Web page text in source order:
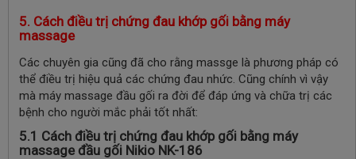
5. Cách điều trị chứng đau khớp gối bằng máy
massage
Các chuyên gia cũng đã cho rằng massge là phương pháp có
thể điều trị hiệu quả các chứng đau nhức. Cũng chính vì vậy
mà máy massage đầu gối ra đời để đáp ứng và chữa trị các
bệnh cho người mắc phải tốt nhất:
5.1 Cách điều trị chứng đau khớp gối bằng máy
massage đầu gối Nikio NK-186